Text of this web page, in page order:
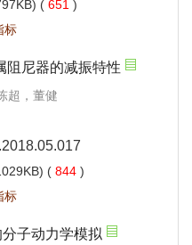
( 651 )
标
阻尼器的减振特性
超，董健
( 844 )
标
子动力学模拟